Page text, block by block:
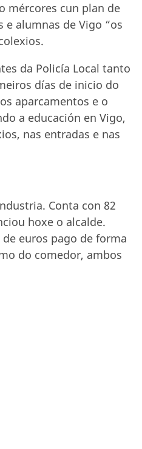
mércores cun plan de
alumnas de Vigo “os
da Policía Local tanto
días de inicio do
aparcamentos e o
a educación en Vigo,
nas entradas e nas
Conta con 82
hoxe o alcalde.
euros pago de forma
do comedor, ambos